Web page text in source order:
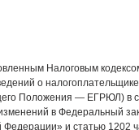
Налоговым
о
Положения — ЕГРЮЛ) в
в Федеральный
Федерации» и статью 1202